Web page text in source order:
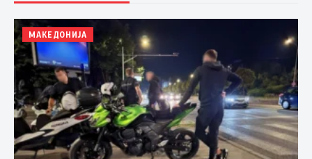
МАКЕДОНИЈА